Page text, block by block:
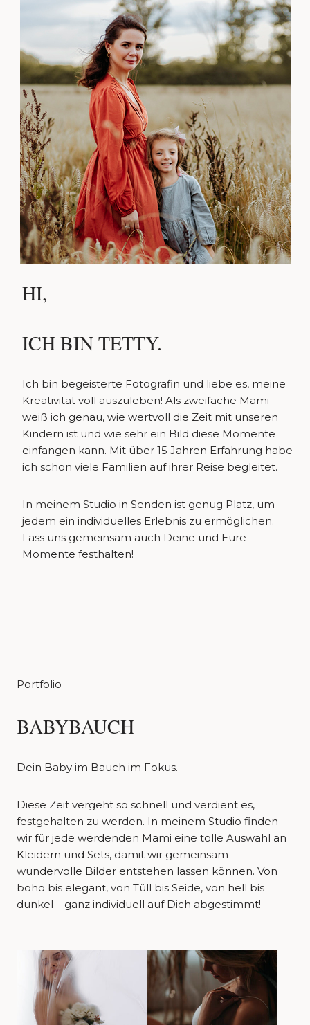
HI,
ICH BIN TETTY.
Ich bin begeisterte Fotografin und liebe es, meine
Kreativität voll auszuleben! Als zweifache Mami
weiß ich genau, wie wertvoll die Zeit mit unseren
Kindern ist und wie sehr ein Bild diese Momente
einfangen kann. Mit über 15 Jahren Erfahrung habe
ich schon viele Familien auf ihrer Reise begleitet.
In meinem Studio in Senden ist genug Platz, um
jedem ein individuelles Erlebnis zu ermöglichen.
Lass uns gemeinsam auch Deine und Eure
Momente festhalten!
Portfolio
BABYBAUCH
Dein Baby im Bauch im Fokus.
Diese Zeit vergeht so schnell und verdient es,
festgehalten zu werden. In meinem Studio finden
wir für jede werdenden Mami eine tolle Auswahl an
Kleidern und Sets, damit wir gemeinsam
wundervolle Bilder entstehen lassen können. Von
boho bis elegant, von Tüll bis Seide, von hell bis
dunkel – ganz individuell auf Dich abgestimmt!